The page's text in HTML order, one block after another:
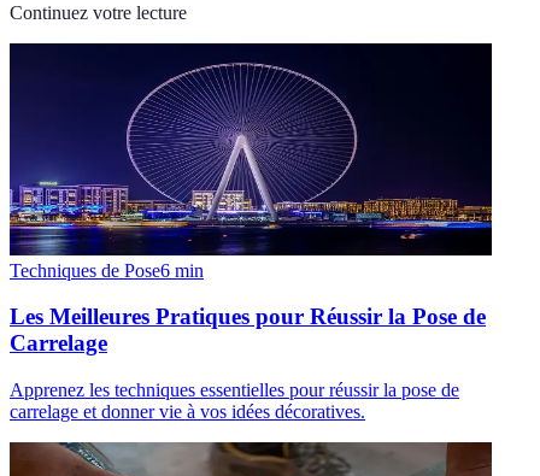
Continuez votre lecture
Techniques de Pose6 min
Les Meilleures Pratiques pour Réussir la Pose de
Carrelage
Apprenez les techniques essentielles pour réussir la pose de
carrelage et donner vie à vos idées décoratives.